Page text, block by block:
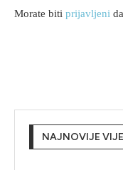
Morate biti prijavljeni
NAJNOVIJE